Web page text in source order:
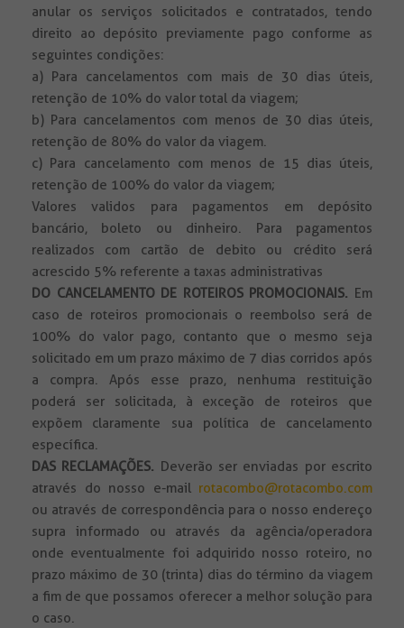
anular os serviços solicitados e contratados, tendo
direito ao depósito previamente pago conforme as
seguintes condições:
a) Para cancelamentos com mais de 30 dias úteis,
retenção de 10% do valor total da viagem;
b) Para cancelamentos com menos de 30 dias úteis,
retenção de 80% do valor da viagem.
c) Para cancelamento com menos de 15 dias úteis,
retenção de 100% do valor da viagem;
Valores validos para pagamentos em depósito
bancário, boleto ou dinheiro. Para pagamentos
realizados com cartão de debito ou crédito será
acrescido 5% referente a taxas administrativas
DO CANCELAMENTO DE ROTEIROS PROMOCIONAIS. Em
caso de roteiros promocionais o reembolso será de
100% do valor pago, contanto que o mesmo seja
solicitado em um prazo máximo de 7 dias corridos após
a compra. Após esse prazo, nenhuma restituição
poderá ser solicitada, à exceção de roteiros que
expõem claramente sua política de cancelamento
específica.
DAS RECLAMAÇÕES. Deverão ser enviadas por escrito
através do nosso e-mail rotacombo@rotacombo.com
ou através de correspondência para o nosso endereço
supra informado ou através da agência/operadora
onde eventualmente foi adquirido nosso roteiro, no
prazo máximo de 30 (trinta) dias do término da viagem
a fim de que possamos oferecer a melhor solução para
o caso.